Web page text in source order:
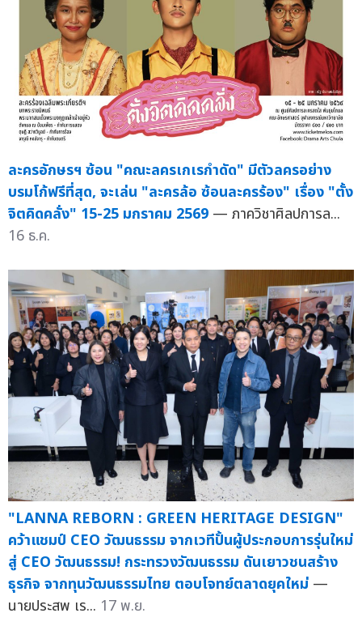
ละครอักษรฯ ซ้อน "คณะลครเกเรกำดัด" มีตัวลครอย่าง
บรมโก้ฟรีที่สุด, จะเล่น "ละครล้อ ซ้อนละครร้อง" เรื่อง "ตั้ง
จิตคิดคลั่ง" 15-25 มกราคม 2569 — ภาควิชาศิลปการล...
16 ธ.ค.
"LANNA REBORN : GREEN HERITAGE DESIGN"
คว้าแชมป์ CEO วัฒนธรรม จากเวทีปั้นผู้ประกอบการรุ่นใหม่
สู่ CEO วัฒนธรรม! กระทรวงวัฒนธรรม ดันเยาวชนสร้าง
ธุรกิจ จากทุนวัฒนธรรมไทย ตอบโจทย์ตลาดยุคใหม่ —
นายประสพ เร... 17 พ.ย.